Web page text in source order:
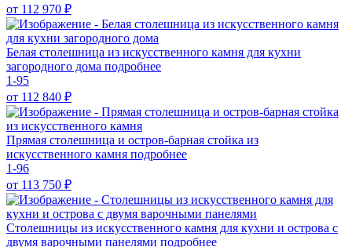
от 112 970 ₽
Белая столешница из искусственного камня для кухни
загородного дома подробнее
1-95
от 112 840 ₽
Прямая столешница и остров-барная стойка из
искусственного камня подробнее
1-96
от 113 750 ₽
Столешницы из искусственного камня для кухни и острова с
двумя варочными панелями подробнее